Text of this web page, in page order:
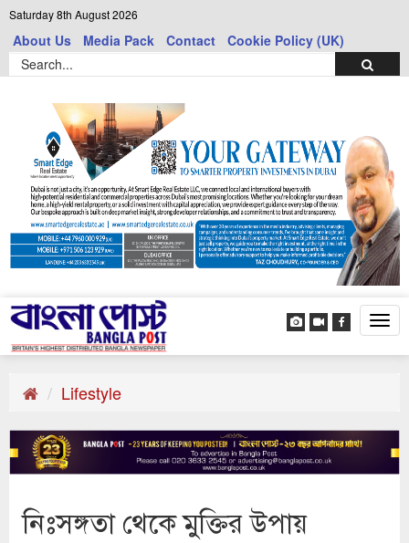
Saturday 8th August 2026
About Us Media Pack Contact Cookie Policy (UK)
Lifestyle
নিঃসঙ্গতা থেকে মুক্তির উপায়